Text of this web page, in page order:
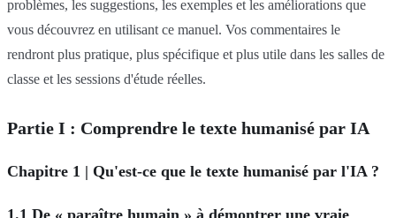
problèmes, les suggestions, les exemples et les améliorations que
vous découvrez en utilisant ce manuel. Vos commentaires le
rendront plus pratique, plus spécifique et plus utile dans les salles de
classe et les sessions d'étude réelles.
Partie I : Comprendre le texte humanisé par IA
Chapitre 1 | Qu'est-ce que le texte humanisé par l'IA ?
1.1 De « paraître humain » à démontrer une vraie